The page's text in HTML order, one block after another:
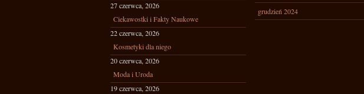
27 czerwca, 2026
Ciekawostki i Fakty Naukowe
22 czerwca, 2026
Kosmetyki dla niego
20 czerwca, 2026
Moda i Uroda
19 czerwca, 2026
grudzień 2024